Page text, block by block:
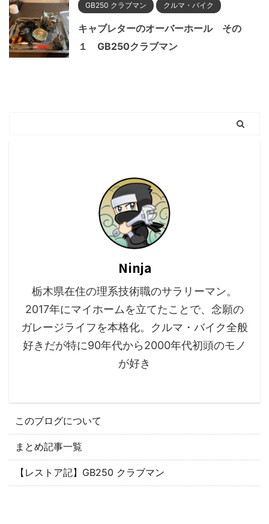
GB250 クラブマン クルマ・バイク
キャブレターのオーバーホール その
１ GB250クラブマン
Ninja
栃木県在住の理系技術職のサラリーマン。
2017年にマイホームを立てたことで、念願の
ガレージライフを本格化。クルマ・バイク全般
好きだが特に90年代から2000年代初頭のモノ
が好き
このブログについて
まとめ記事一覧
【レストア記】GB250 クラブマン